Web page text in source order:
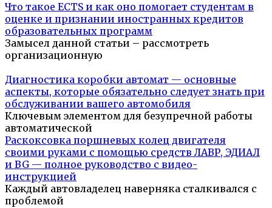
Что такое ECTS и как оно помогает студентам в
оценке и признании иностранных кредитов
образовательных программ
Замысел данной статьи – рассмотреть
организационную
Диагностика коробки автомат — основные
аспекты, которые обязательно следует знать при
обслуживании вашего автомобиля
Ключевым элементом для безупречной работы
автоматической
Раскоксовка поршневых колец двигателя
своими руками с помощью средств ЛАВР, ЭДИАЛ
и BG — полное руководство с видео-
инструкцией
Каждый автовладелец наверняка сталкивался с
проблемой